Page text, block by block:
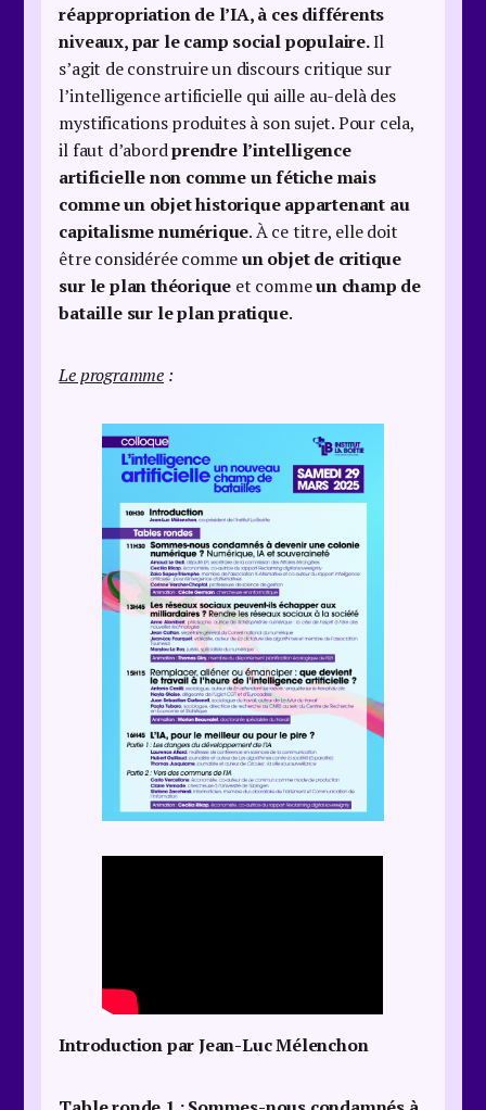
réappropriation de l’IA, à ces différents
niveaux, par le camp social populaire.Il
s’agit de construire un discours critique sur
l’intelligence artificielle qui aille au-delà des
mystifications produites à son sujet. Pour cela,
il faut d’abordprendre l’intelligence
artificielle non comme un fétiche mais
comme un objet historique appartenant au
capitalisme numérique. À ce titre, elle doit
être considérée commeun objet de critique
sur le plan théorique et commeun champ de
bataille sur le plan pratique.
Le programme :
Introduction par Jean-Luc Mélenchon